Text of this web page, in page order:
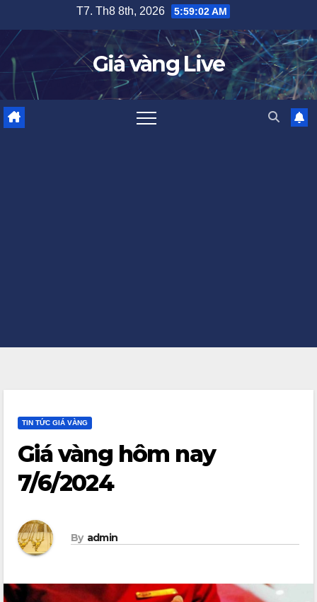
content
T7. Th8 8th, 2026 5:59:03 AM
Giá vàng Live
TIN TỨC GIÁ VÀNG
Giá vàng hôm nay
7/6/2024
By admin